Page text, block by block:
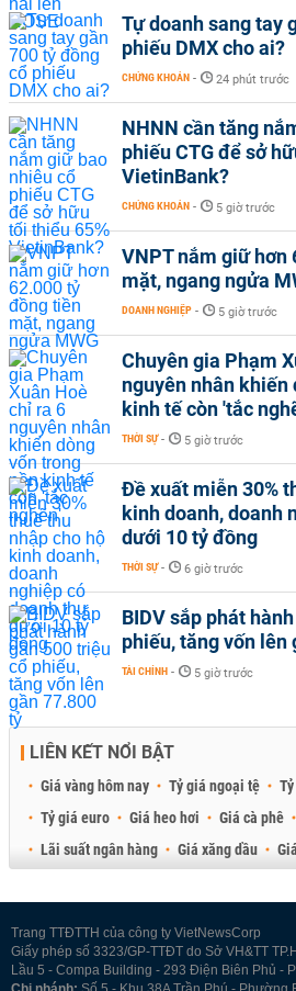
Tự doanh sang tay
phiếu DMX cho ai?
CHỨNG KHOÁN - 24 phút trước
NHNN cần tăng
phiếu CTG để sở
VietinBank?
CHỨNG KHOÁN - 5 giờ trước
VNPT nắm giữ hơn
mặt, ngang ngửa
DOANH NGHIỆP - 5 giờ trước
Chuyên gia Phạm
nguyên nhân khiến
kinh tế còn 'tắc
THỜI SỰ - 5 giờ trước
Đề xuất miễn 30%
kinh doanh, doanh
dưới 10 tỷ đồng
THỜI SỰ - 6 giờ trước
BIDV sắp phát
phiếu, tăng vốn lên
TÀI CHÍNH - 5 giờ trước
LIÊN KẾT NỔI BẬT
Giá vàng hôm nay Tỷ giá ngoại tệ
Tỷ giá euro
Giá heo hơi Giá cà phê
Lãi suất ngân hàng
Giá xăng dầu
Trang TTĐTTH của công ty VietNewsCorp
Giấy phép số 3323/GP-TTĐT do Sở VH&TT
Lầu 5 - Compa Building - 293 Điện Biên Phủ -